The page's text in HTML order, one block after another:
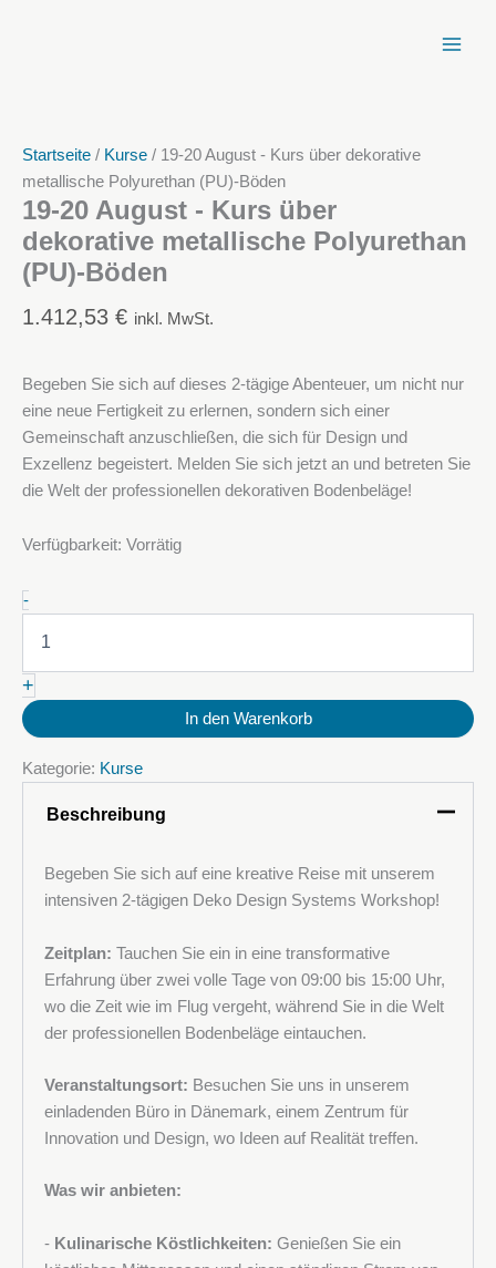
Startseite / Kurse / 19-20 August - Kurs über dekorative
metallische Polyurethan (PU)-Böden
19-20 August - Kurs über
dekorative metallische Polyurethan
(PU)-Böden
1.412,53 € inkl. MwSt.
Begeben Sie sich auf dieses 2-tägige Abenteuer, um nicht nur
eine neue Fertigkeit zu erlernen, sondern sich einer
Gemeinschaft anzuschließen, die sich für Design und
Exzellenz begeistert. Melden Sie sich jetzt an und betreten Sie
die Welt der professionellen dekorativen Bodenbeläge!
Verfügbarkeit: Vorrätig
-19-
20
August
Kurs
über
dekorative
Polyurethan
Böden
+
In den Warenkorb
Kategorie: Kurse
Beschreibung
Begeben Sie sich auf eine kreative Reise mit unserem
intensiven 2-tägigen Deko Design Systems Workshop!
Zeitplan: Tauchen Sie ein in eine transformative
Erfahrung über zwei volle Tage von 09:00 bis 15:00 Uhr,
wo die Zeit wie im Flug vergeht, während Sie in die Welt
der professionellen Bodenbeläge eintauchen.
Veranstaltungsort: Besuchen Sie uns in unserem
einladenden Büro in Dänemark, einem Zentrum für
Innovation und Design, wo Ideen auf Realität treffen.
Was wir anbieten:
- Kulinarische Köstlichkeiten: Genießen Sie ein